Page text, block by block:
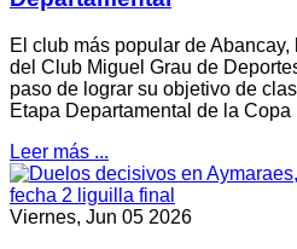
El club más popular de Abancay,
del Club Miguel Grau de
paso de lograr su objetivo de
Etapa Departamental de la Copa
Leer más ...
Viernes, Jun 05 2026